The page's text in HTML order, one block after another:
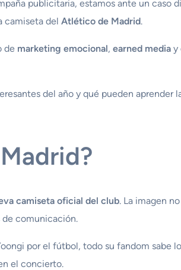
publicitaria, estamos ante un caso
camiseta del Atlético de Madrid.
de marketing emocional, earned media y
del año y qué pueden aprender
camiseta oficial del club. La imagen
de comunicación.
por el fútbol, todo su fandom sabe
el concierto.